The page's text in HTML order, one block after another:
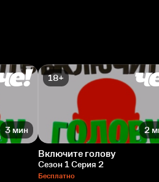
3 мин
18+
2
Включите голову
Сезон 1 Серия 2
Бесплатно